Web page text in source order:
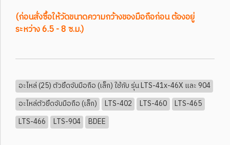
(ก่อนสั่งซื้อให้วัดขนาดความกว้างของมือถือก่อน ต้องอยู่
ระหว่าง 6.5 - 8 ซ.ม.)
อะไหล่ (25) ตัวยึดจับมือถือ (เล็ก) ใช้กับ รุ่น LTS-41x-46X และ 904
อะไหล่ตัวยึดจับมือถือ (เล็ก)
LTS-402 LTS-460
LTS-465
LTS-466
LTS-904 BDEE